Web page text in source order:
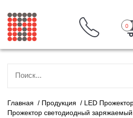
0
Главная / Продукция / LED
Прожектор светодиодный